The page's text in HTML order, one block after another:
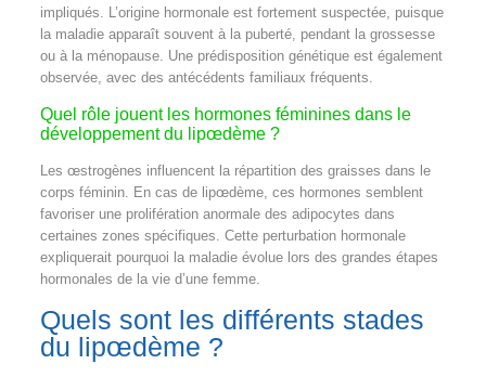
impliqués. L’origine hormonale est fortement suspectée, puisque
la maladie apparaît souvent à la puberté, pendant la grossesse
ou à la ménopause. Une prédisposition génétique est également
observée, avec des antécédents familiaux fréquents.
Quel rôle jouent les hormones féminines dans le
développement du lipœdème ?
Les œstrogènes influencent la répartition des graisses dans le
corps féminin. En cas de lipœdème, ces hormones semblent
favoriser une prolifération anormale des adipocytes dans
certaines zones spécifiques. Cette perturbation hormonale
expliquerait pourquoi la maladie évolue lors des grandes étapes
hormonales de la vie d’une femme.
Quels sont les différents stades
du lipœdème ?